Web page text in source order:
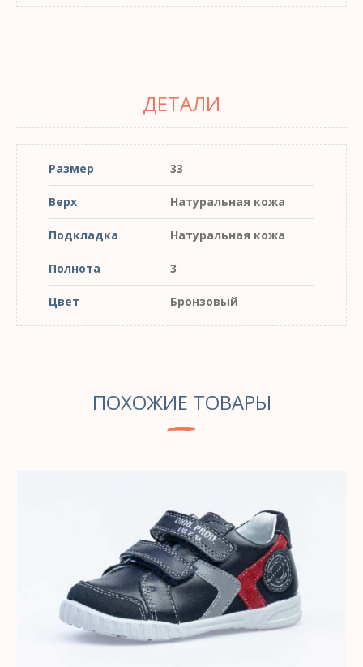
ДЕТАЛИ
Размер 33
Верх Натуральная кожа
Подкладка Натуральная кожа
Полнота 3
Цвет Бронзовый
ПОХОЖИЕ ТОВАРЫ